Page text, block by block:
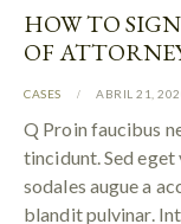
HOW TO
OF
CASES ABRIL 21,
Q Proin faucibus
tincidunt. Sed eget
sodales augue a
blandit pulvinar.